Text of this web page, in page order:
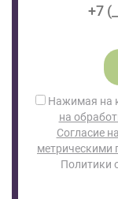
Нажимая на
на
Согласие
метрическими
Политики